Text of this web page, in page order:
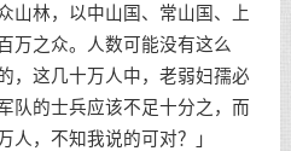
山林，以中山国、常山国、上
万之众。人数可能没有这么
，这几十万人中，老弱妇孺必
队的士兵应该不足十分之，而
人，不知我说的可对？」